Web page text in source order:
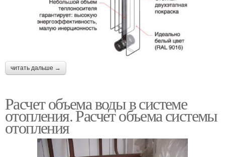
читать дальше →
Расчет объема воды в системе
отопления. Расчет объема системы
отопления